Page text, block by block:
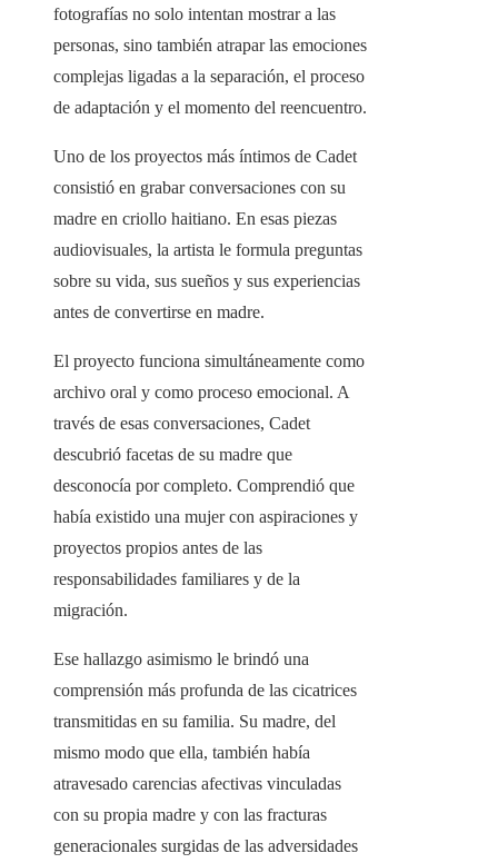
fotografías no solo intentan mostrar a las
personas, sino también atrapar las emociones
complejas ligadas a la separación, el proceso
de adaptación y el momento del reencuentro.
Uno de los proyectos más íntimos de Cadet
consistió en grabar conversaciones con su
madre en criollo haitiano. En esas piezas
audiovisuales, la artista le formula preguntas
sobre su vida, sus sueños y sus experiencias
antes de convertirse en madre.
El proyecto funciona simultáneamente como
archivo oral y como proceso emocional. A
través de esas conversaciones, Cadet
descubrió facetas de su madre que
desconocía por completo. Comprendió que
había existido una mujer con aspiraciones y
proyectos propios antes de las
responsabilidades familiares y de la
migración.
Ese hallazgo asimismo le brindó una
comprensión más profunda de las cicatrices
transmitidas en su familia. Su madre, del
mismo modo que ella, también había
atravesado carencias afectivas vinculadas
con su propia madre y con las fracturas
generacionales surgidas de las adversidades